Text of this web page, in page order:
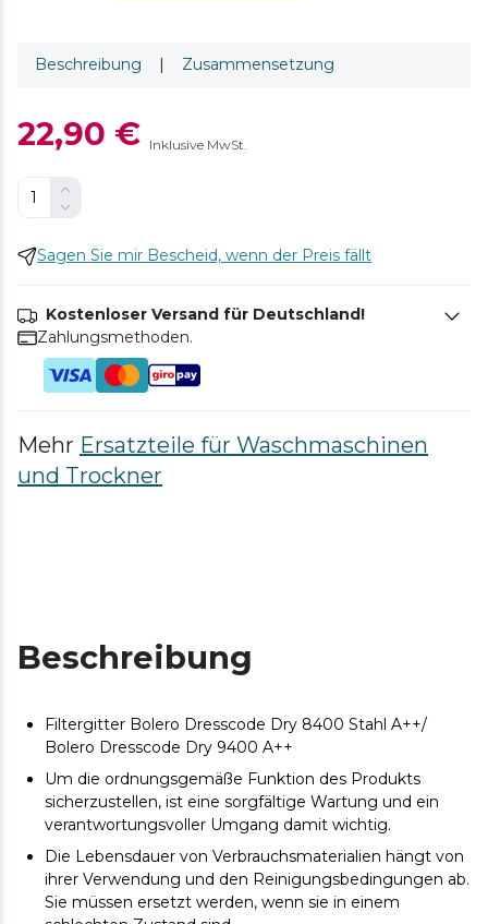
Beschreibung | Zusammensetzung
22,90 € Inklusive MwSt.
Sagen Sie mir Bescheid, wenn der Preis fällt
Kostenloser Versand für Deutschland!
Zahlungsmethoden.
Mehr Ersatzteile für Waschmaschinen
und Trockner
Beschreibung
Filtergitter Bolero Dresscode Dry 8400 Stahl A++/
Bolero Dresscode Dry 9400 A++
Um die ordnungsgemäße Funktion des Produkts
sicherzustellen, ist eine sorgfältige Wartung und ein
verantwortungsvoller Umgang damit wichtig.
Die Lebensdauer von Verbrauchsmaterialien hängt von
ihrer Verwendung und den Reinigungsbedingungen ab.
Sie müssen ersetzt werden, wenn sie in einem